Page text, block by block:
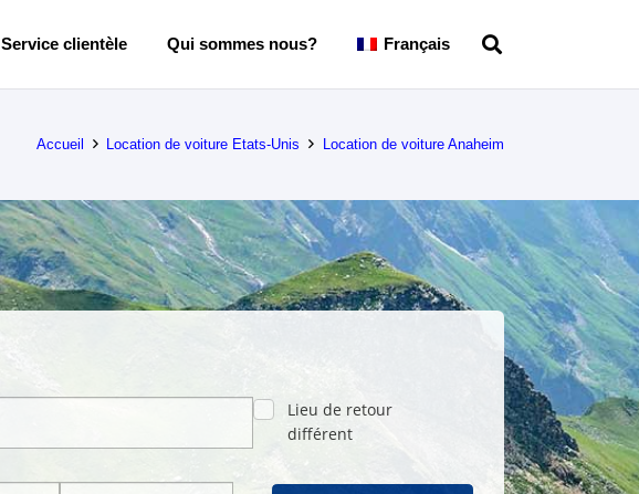
Service clientèle Qui sommes nous? Français
Accueil Location de voiture Etats-Unis Location de voiture Anaheim
Lieu de retour
différent